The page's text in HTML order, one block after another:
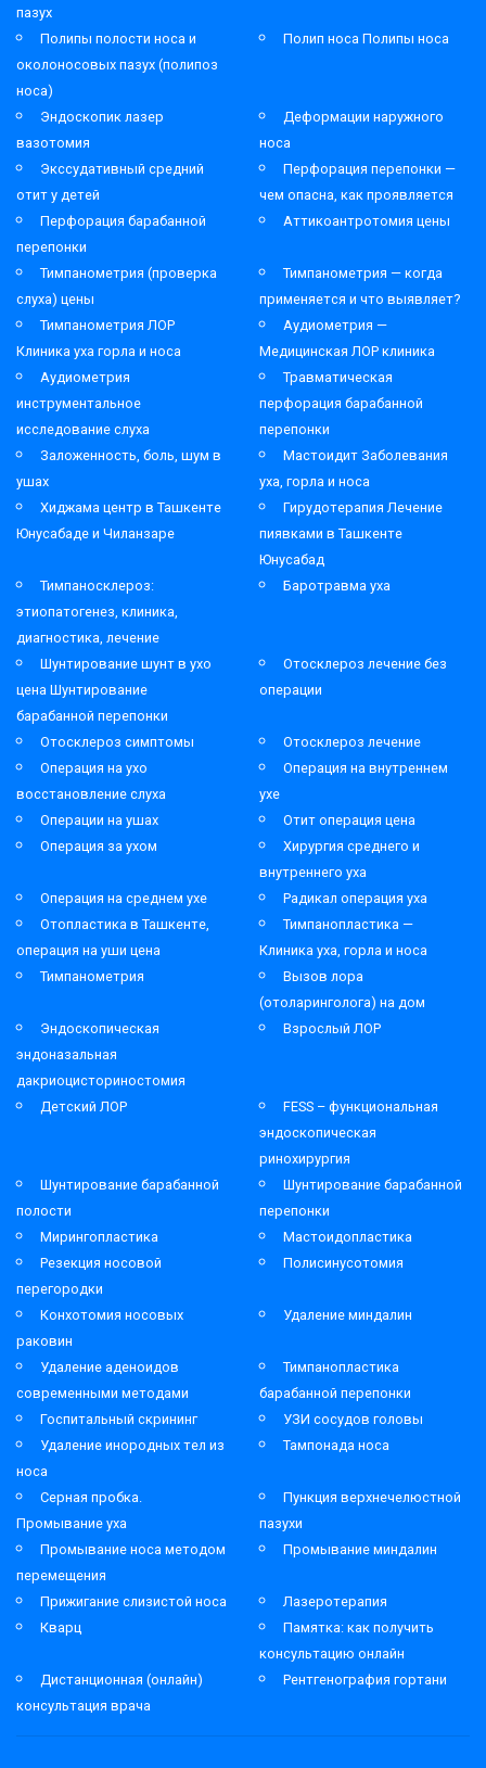
пазух
Полипы полости носа и
околоносовых пазух (полипоз
носа)
Полип носа Полипы носа
Эндоскопик лазер
вазотомия
Деформации наружного
носа
Экссудативный средний
отит у детей
Перфорация перепонки —
чем опасна, как проявляется
Перфорация барабанной
перепонки
Аттикоантротомия цены
Тимпанометрия (проверка
слуха) цены
Тимпанометрия — когда
применяется и что выявляет?
Тимпанометрия ЛОР
Клиника уха горла и носа
Аудиометрия —
Медицинская ЛОР клиника
Аудиометрия
инструментальное
исследование слуха
Травматическая
перфорация барабанной
перепонки
Заложенность, боль, шум в
ушах
Мастоидит Заболевания
уха, горла и носа
Хиджама центр в Ташкенте
Юнусабаде и Чиланзаре
Гирудотерапия Лечение
пиявками в Ташкенте
Юнусабад
Тимпаносклероз:
этиопатогенез, клиника,
диагностика, лечение
Баротравма уха
Шунтирование шунт в ухо
цена Шунтирование
барабанной перепонки
Отосклероз лечение без
операции
Отосклероз симптомы
Отосклероз лечение
Операция на ухо
восстановление слуха
Операция на внутреннем
ухе
Операции на ушах
Отит операция цена
Операция за ухом
Хирургия среднего и
внутреннего уха
Операция на среднем ухе
Радикал операция уха
Отопластика в Ташкенте,
операция на уши цена
Тимпанопластика —
Клиника уха, горла и носа
Тимпанометрия
Вызов лора
(отоларинголога) на дом
Эндоскопическая
эндоназальная
дакриоцисториностомия
Взрослый ЛОР
Детский ЛОР
FESS – функциональная
эндоскопическая
ринохирургия
Шунтирование барабанной
полости
Шунтирование барабанной
перепонки
Мирингопластика
Мастоидопластика
Резекция носовой
перегородки
Полисинусотомия
Конхотомия носовых
раковин
Удаление миндалин
Удаление аденоидов
современными методами
Тимпанопластика
барабанной перепонки
Госпитальный скрининг
УЗИ сосудов головы
Удаление инородных тел из
носа
Тампонада носа
Серная пробка.
Промывание уха
Пункция верхнечелюстной
пазухи
Промывание носа методом
перемещения
Промывание миндалин
Прижигание слизистой носа
Лазеротерапия
Кварц
Памятка: как получить
консультацию онлайн
Дистанционная (онлайн)
консультация врача
Рентгенография гортани